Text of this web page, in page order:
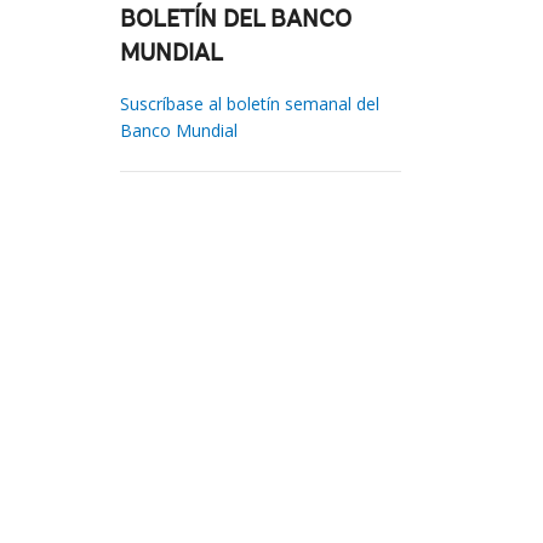
BOLETÍN DEL BANCO
MUNDIAL
Suscríbase al boletín semanal del
Banco Mundial